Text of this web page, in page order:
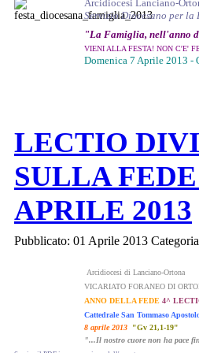
Arcidiocesi Lanciano-
Servizio Diocesano per la
"La Famiglia, nell'anno
VIENI ALLA FESTA! NON C'E'
Domenica 7 Aprile 2013 -
LECTIO
SULLA
APRILE 2013
Pubblicato: 01 Aprile 2013
Arcidiocesi di Lanciano-Ortona
VICARIATO FORANEO DI
ANNO DELLA FEDE 4^
Cattedrale San Tommaso
8 aprile 2013
"Gv 21,1-19"
"...Il nostro cuore non ha pace